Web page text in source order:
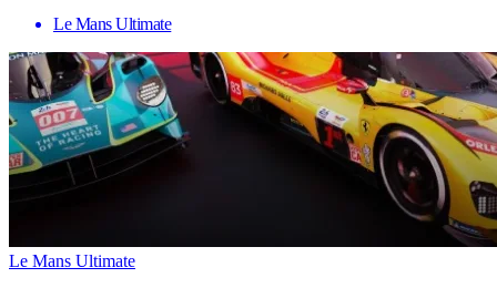
Le Mans Ultimate
Le Mans Ultimate